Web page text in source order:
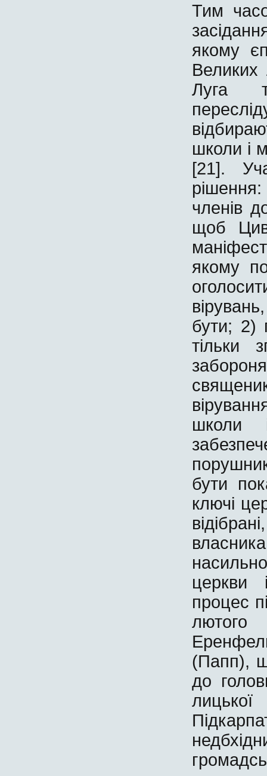
Тим
якому
Великих
Луга
школи і
[21].
членів
щоб
якому
бути; 2)
тільки
школи
бути
ключі
церкви
процес
(Папп),
до